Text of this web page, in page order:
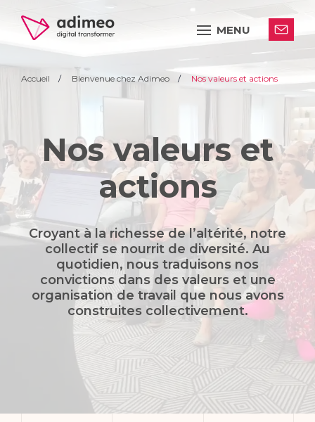
MENU
Accueil Bienvenue chez Adimeo Nos valeurs et actions
Nos valeurs et
actions
Croyant à la richesse de l’altérité, notre
collectif se nourrit de diversité. Au
quotidien, nous traduisons nos
convictions dans des valeurs et une
organisation de travail que nous avons
construites collectivement.